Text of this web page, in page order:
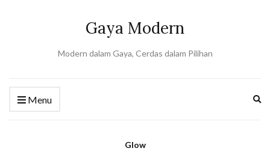
Gaya Modern
Modern dalam Gaya, Cerdas dalam Pilihan
Menu
Glow